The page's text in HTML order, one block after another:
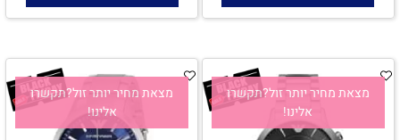
מצאת מחיר יותר זול?תקשרו
אלינו!
מצאת מחיר יותר זול?תקשרו
אלינו!